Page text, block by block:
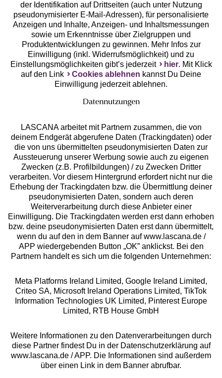
Unsere Apps
Services
Beratung
Über uns
Rechtliches
Alle Preise inkl. MwSt., zzgl.
Versandkosten
** Bonität vorausgesetzt, berechtigt zur Bonitätsprüfung
der Identifikation auf Drittseiten (auch unter Nutzung
pseudonymisierter E-Mail-Adressen), für personalisierte
Anzeigen und Inhalte, Anzeigen- und Inhaltsmessungen
sowie um Erkenntnisse über Zielgruppen und
Produktentwicklungen zu gewinnen. Mehr Infos zur
Einwilligung (inkl. Widerrufsmöglichkeit) und zu
Einstellungsmöglichkeiten gibt’s jederzeit
hier. Mit Klick
auf den Link
Cookies ablehnen kannst Du Deine
Einwilligung jederzeit ablehnen.
Datennutzungen
LASCANA arbeitet mit Partnern zusammen, die von
deinem Endgerät abgerufene Daten (Trackingdaten) oder
die von uns übermittelten pseudonymisierten Daten zur
Aussteuerung unserer Werbung sowie auch zu eigenen
Zwecken (z.B. Profilbildungen) / zu Zwecken Dritter
verarbeiten. Vor diesem Hintergrund erfordert nicht nur die
Erhebung der Trackingdaten bzw. die Übermittlung deiner
pseudonymisierten Daten, sondern auch deren
Weiterverarbeitung durch diese Anbieter einer
Einwilligung. Die Trackingdaten werden erst dann erhoben
bzw. deine pseudonymisierten Daten erst dann übermittelt,
wenn du auf den in dem Banner auf www.lascana.de /
APP wiedergebenden Button „OK” anklickst. Bei den
Partnern handelt es sich um die folgenden Unternehmen:
Meta Platforms Ireland Limited, Google Ireland Limited,
Criteo SA, Microsoft Ireland Operations Limited, TikTok
Information Technologies UK Limited, Pinterest Europe
Limited, RTB House GmbH
Weitere Informationen zu den Datenverarbeitungen durch
diese Partner findest Du in der Datenschutzerklärung auf
www.lascana.de / APP. Die Informationen sind außerdem
über einen Link in dem Banner abrufbar.